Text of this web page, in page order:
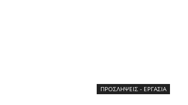
ΠΡΟΣΛΗΨΕΙΣ - ΕΡΓΑΣΙΑ